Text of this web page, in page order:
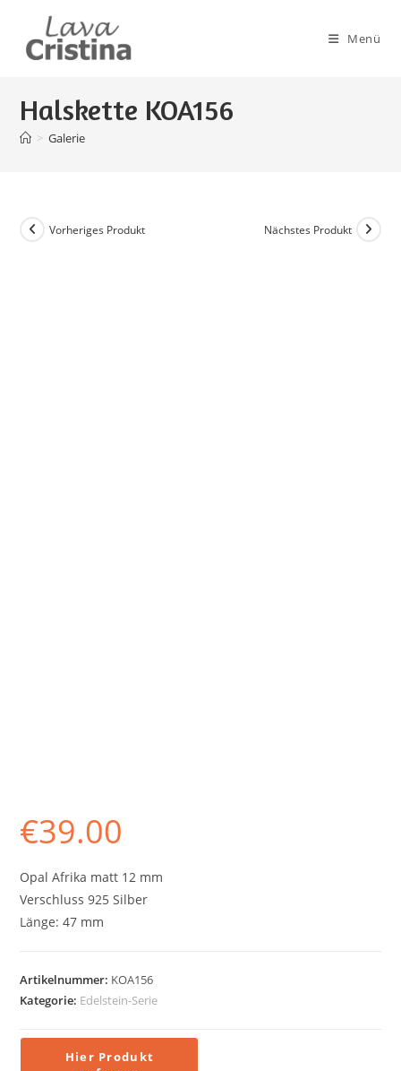
springen
Menü
Halskette KOA156
> Galerie
Vorheriges Produkt Nächstes Produkt
€39.00
Opal Afrika matt 12 mm
Verschluss 925 Silber
Länge: 47 mm
Artikelnummer: KOA156
Kategorie: Edelstein-Serie